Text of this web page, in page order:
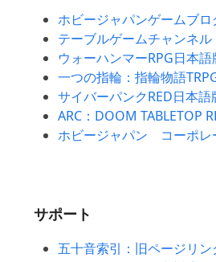
ホビージャパンゲームブロ
テーブルゲームチャンネル
ウォーハンマーRPG日本
一つの指輪：指輪物語
サイバーパンクRED日本
ARC：DOOM TABLETOP
ホビージャパン コーポレ
サポート
五十音索引：旧ページリン